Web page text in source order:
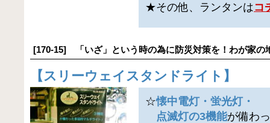
★その他、ランタンはコ
[170-15] 「いざ」という時の為に防災対策を！わが家の
【スリーウェイスタンドライト 】
☆懐中電灯・蛍光灯・
点滅灯の3機能が備わ